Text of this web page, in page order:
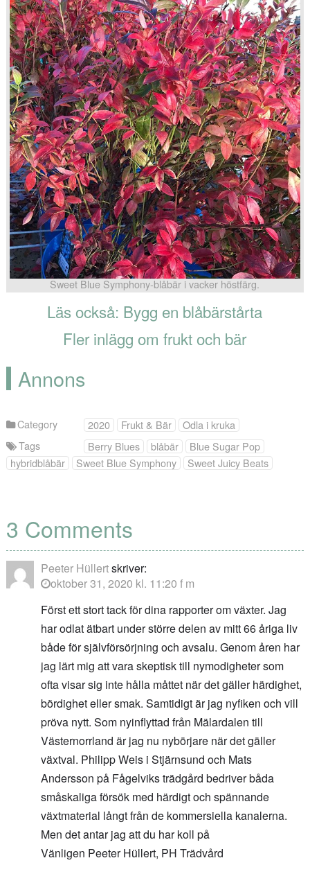
Sweet Blue Symphony-blåbär i vacker höstfärg.
Läs också: Bygg en blåbärstårta
Fler inlägg om frukt och bär
Annons
Category 2020 Frukt & Bär
Odla i kruka
Tags
Berry Blues blåbär
Blue Sugar Pop
hybridblåbär
Sweet Blue Symphony Sweet Juicy Beats
3 Comments
Peeter Hüllertskriver:
oktober 31, 2020 kl. 11:20 f m
Först ett stort tack för dina rapporter om växter. Jag
har odlat ätbart under större delen av mitt 66 åriga liv
både för självförsörjning och avsalu. Genom åren har
jag lärt mig att vara skeptisk till nymodigheter som
ofta visar sig inte hålla måttet när det gäller härdighet,
bördighet eller smak. Samtidigt är jag nyfiken och vill
pröva nytt. Som nyinflyttad från Mälardalen till
Västernorrland är jag nu nybörjare när det gäller
växtval. Philipp Weis i Stjärnsund och Mats
Andersson på Fågelviks trädgård bedriver båda
småskaliga försök med härdigt och spännande
växtmaterial långt från de kommersiella kanalerna.
Men det antar jag att du har koll på
Vänligen Peeter Hüllert, PH Trädvård